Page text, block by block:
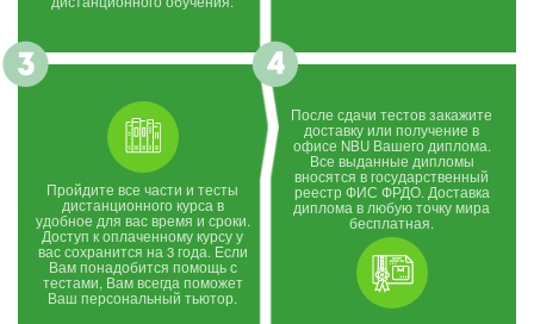
Пройдите все части и тесты
дистанционного курса в
удобное для вас время и сроки.
Доступ к оплаченному курсу у
вас сохранится на 3 года. Если
Вам понадобится помощь с
тестами, Вам всегда поможет
Ваш персональный тьютор.
После сдачи тестов закажите
доставку или получение в
офисе NBU Вашего диплома.
Все выданные дипломы
вносятся в государственный
реестр ФИС ФРДО. Доставка
диплома в любую точку мира
бесплатная.